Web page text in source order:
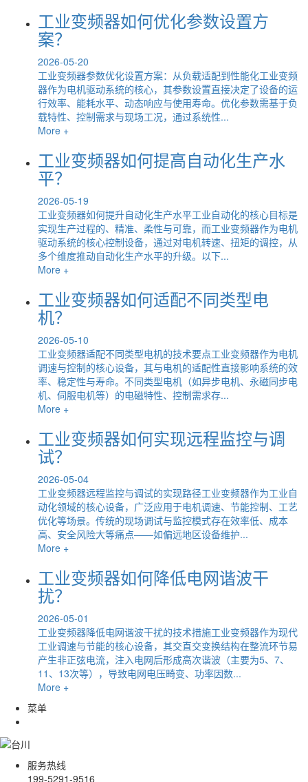
工业变频器如何优化参数设置方
案？
2026-05-20
工业变频器参数优化设置方案：从负载适配到性能化工业变频
器作为电机驱动系统的核心，其参数设置直接决定了设备的运
行效率、能耗水平、动态响应与使用寿命。优化参数需基于负
载特性、控制需求与现场工况，通过系统性...
More +
工业变频器如何提高自动化生产水
平？
2026-05-19
工业变频器如何提升自动化生产水平工业自动化的核心目标是
实现生产过程的、精准、柔性与可靠，而工业变频器作为电机
驱动系统的核心控制设备，通过对电机转速、扭矩的调控，从
多个维度推动自动化生产水平的升级。以下...
More +
工业变频器如何适配不同类型电
机？
2026-05-10
工业变频器适配不同类型电机的技术要点工业变频器作为电机
调速与控制的核心设备，其与电机的适配性直接影响系统的效
率、稳定性与寿命。不同类型电机（如异步电机、永磁同步电
机、伺服电机等）的电磁特性、控制需求存...
More +
工业变频器如何实现远程监控与调
试？
2026-05-04
工业变频器远程监控与调试的实现路径工业变频器作为工业自
动化领域的核心设备，广泛应用于电机调速、节能控制、工艺
优化等场景。传统的现场调试与监控模式存在效率低、成本
高、安全风险大等痛点——如偏远地区设备维护...
More +
工业变频器如何降低电网谐波干
扰？
2026-05-01
工业变频器降低电网谐波干扰的技术措施工业变频器作为现代
工业调速与节能的核心设备，其交直交变换结构在整流环节易
产生非正弦电流，注入电网后形成高次谐波（主要为5、7、
11、13次等），导致电网电压畸变、功率因数...
More +
菜单
服务热线
199-5291-9516